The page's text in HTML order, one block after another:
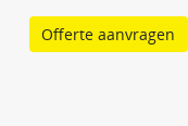
Offerte aanvragen